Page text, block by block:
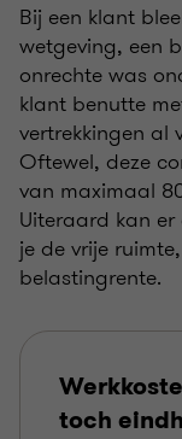
Bij een klant
wetgeving, een
onrechte was
klant benutte
vertrekkingen al
Oftewel, deze
van maximaal
Uiteraard kan er
je de vrije
belastingrente.
toch